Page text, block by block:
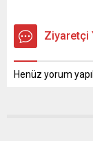
Ziyaretçi
Henüz yorum